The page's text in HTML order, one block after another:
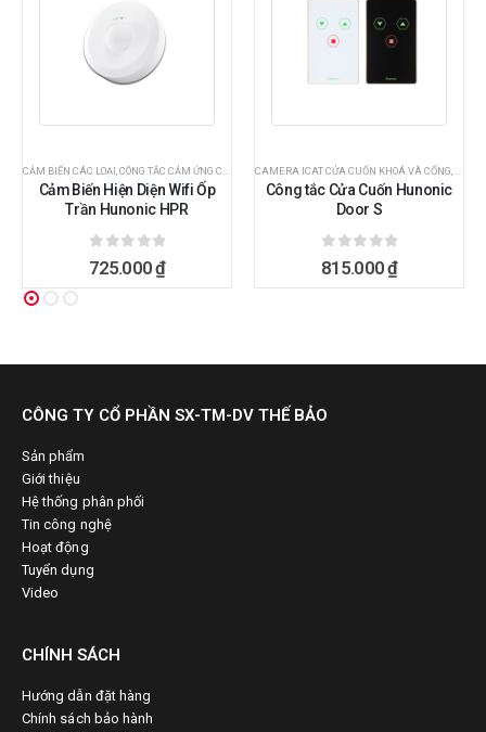
, THIẾT BỊ THÔNG MINH HUNONIC
CẢM BIẾN CÁC LOẠI CÔNG TẮC CẢM ỨNG CHUYỂN ĐỘNG ,THIẾT BỊ THÔNG MINH HUNONIC
Cảm Biến Hiện Diện Wifi Ốp
Trần Hunonic HPR
0ngoài 5
725.000₫
CAMERA ICAT CỬA CUỐN KHOÁ VÀ CỔNG
Công tắc Cửa Cuốn Hunonic
Door S
0ngoài 5
815.000₫
CÔNG TY CỔ PHẦN SX-TM-DV THẾ BẢO
Sản phẩm
Giới thiệu
Hệ thống phân phối
Tin công nghệ
Hoạt động
Tuyển dụng
Video
CHÍNH SÁCH
Hướng dẫn đặt hàng
Chính sách bảo hành